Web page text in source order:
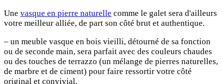
Une vasque en pierre naturelle comme le galet sera d'ailleurs
votre meilleur alliée, de part son côté brut et authentique.
– un meuble vasque en bois vieilli, détourné de sa fonction
ou de seconde main, sera parfait avec des couleurs chaudes
ou des touches de terrazzo (un mélange de pierres naturelles,
de marbre et de ciment) pour faire ressortir votre côté
original et convivial.